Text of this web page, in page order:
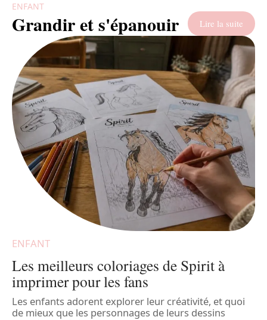
ENFANT
Grandir et s'épanouir Lire la suite
ENFANT
Les meilleurs coloriages de Spirit à
imprimer pour les fans
Les enfants adorent explorer leur créativité, et quoi
de mieux que les personnages de leurs dessins